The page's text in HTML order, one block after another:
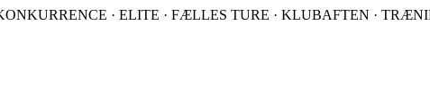
· ELITE · FÆLLES TURE · KLUBAFTEN ·